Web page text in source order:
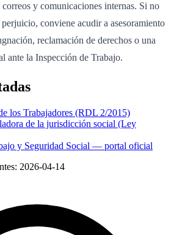
y comunicaciones internas. Si no
perjuicio, conviene acudir a asesoramiento
reclamación de derechos o una
ante la Inspección de Trabajo.
los Trabajadores (RDL 2/2015)
de la jurisdicción social (Ley
y Seguridad Social — portal oficial
2026-04-14